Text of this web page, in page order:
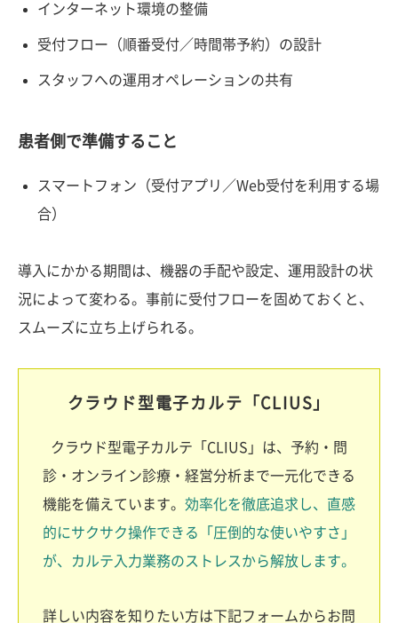
インターネット環境の整備
受付フロー（順番受付／時間帯予約）の設計
スタッフへの運用オペレーションの共有
患者側で準備すること
スマートフォン（受付アプリ／Web受付を利用する場
合）
導入にかかる期間は、機器の手配や設定、運用設計の状
況によって変わる。事前に受付フローを固めておくと、
スムーズに立ち上げられる。
クラウド型電子カルテ「CLIUS」
クラウド型電子カルテ「CLIUS」は、予約・問
診・オンライン診療・経営分析まで一元化できる
機能を備えています。 効率化を徹底追求し、直感
的にサクサク操作できる「圧倒的な使いやすさ」
が、カルテ入力業務のストレスから解放します。
詳しい内容を知りたい方は下記フォームからお問